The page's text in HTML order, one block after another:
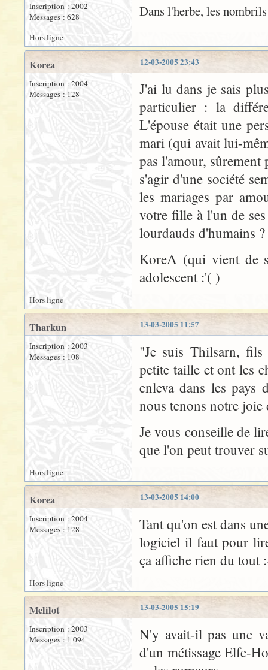
Inscription : 2002
Messages : 628
Dans l'herbe, les
Hors ligne
12-03-2005 23:43
Korea
Inscription : 2004
Messages : 128
J'ai lu dans je sais
particulier : la
L'épouse était une
mari (qui avait lui-
pas l'amour,
s'agir d'une société
les mariages par
votre fille à l'un de
lourdauds d'humains
KoreA (qui vient de
adolescent :'( )
Hors ligne
13-03-2005 11:57
Tharkun
Inscription : 2003
Messages : 108
"Je suis Thilsarn,
petite taille et ont les
enleva dans les
nous tenons notre
Je vous conseille de
que l'on peut trouver
Hors ligne
13-03-2005 14:00
Korea
Inscription : 2004
Messages : 128
Tant qu'on est dans
logiciel il faut pour
ça affiche rien du tout
Hors ligne
13-03-2005 15:19
Melilot
Inscription : 2003
Messages : 1 094
N'y avait-il pas une
d'un métissage Elfe-